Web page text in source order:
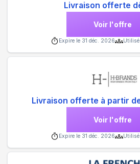
Livraison offerte
Voir l'offre
Expire le 31 déc. 2026 Utilisé
Livraison offerte à partir
Voir l'offre
Expire le 31 déc. 2026 Utilisé